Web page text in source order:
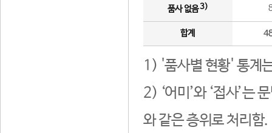
품사 없음3)
합계
1) '품사별 현황' 통계
2) ‘어미’와 ‘접사’는
와 같은 층위로 처리함.